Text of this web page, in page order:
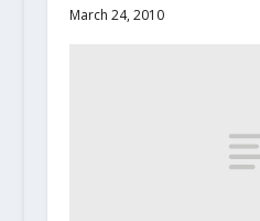
March 24, 2010